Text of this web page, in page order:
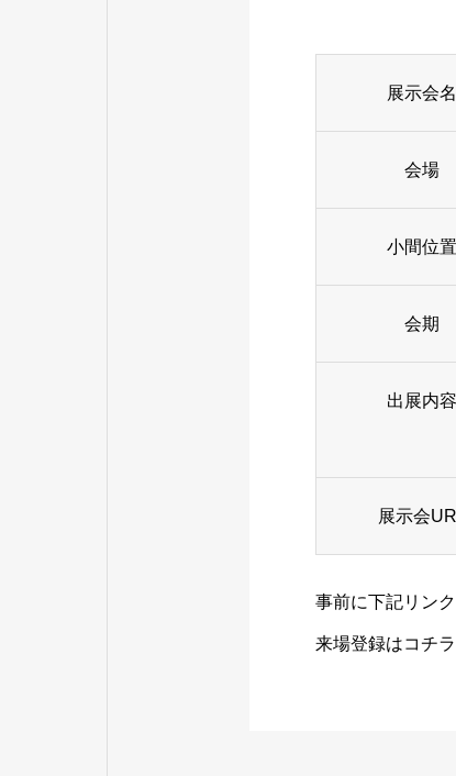
展示会名
会場
小間位置
会期
出展内容
展示会
事前に下記リン
来場登録はコチ